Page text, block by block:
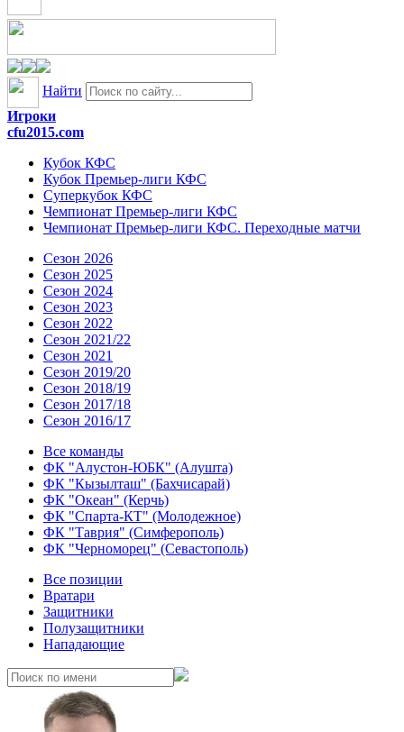
Найти
Игроки
cfu2015.com
Кубок КФС
Кубок Премьер-лиги КФС
Суперкубок КФС
Чемпионат Премьер-лиги КФС
Чемпионат Премьер-лиги КФС. Переходные матчи
Сезон 2026
Сезон 2025
Сезон 2024
Сезон 2023
Сезон 2022
Сезон 2021/22
Сезон 2021
Сезон 2019/20
Сезон 2018/19
Сезон 2017/18
Сезон 2016/17
Все команды
ФК "Алустон-ЮБК" (Алушта)
ФК "Кызылташ" (Бахчисарай)
ФК "Океан" (Керчь)
ФК "Спарта-КТ" (Молодежное)
ФК "Таврия" (Симферополь)
ФК "Черноморец" (Севастополь)
Все позиции
Вратари
Защитники
Полузащитники
Нападающие